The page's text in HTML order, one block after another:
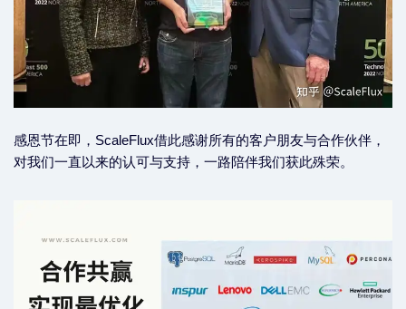
感恩节在即，ScaleFlux借此感谢所有的客户朋友与合作伙伴，
对我们一直以来的认可与支持，一路陪伴我们获此殊荣。